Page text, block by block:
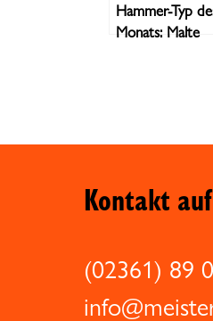
Hammer-Typ
Monats: Malte
Kontakt
(02361) 89